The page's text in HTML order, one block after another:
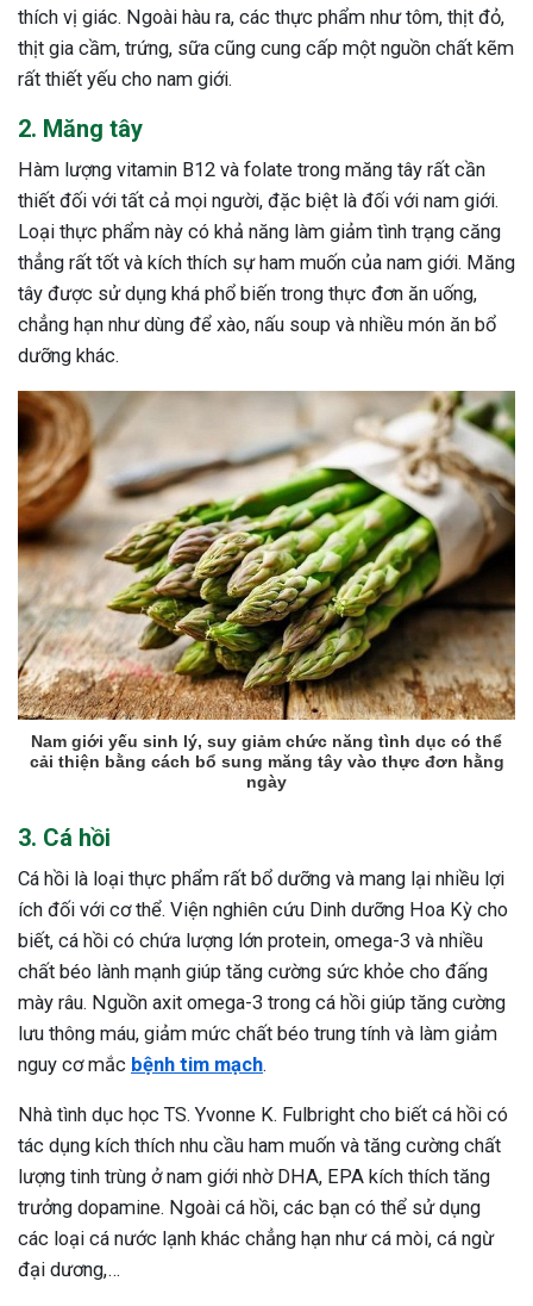
Sau Sinh Có Tự Khỏi
Thông Tin Cần Biết
sau sinh là tình trạng viêm da
phổ biến, khiến đôi bàn tay,
của chị em trở nên khô...
thích vị giác. Ngoài hàu ra, các thực phẩm như tôm, thịt đỏ,
thịt gia cầm, trứng, sữa cũng cung cấp một nguồn chất kẽm
rất thiết yếu cho nam giới.
2. Măng tây
Hàm lượng vitamin B12 và folate trong măng tây rất cần
thiết đối với tất cả mọi người, đặc biệt là đối với nam giới.
Loại thực phẩm này có khả năng làm giảm tình trạng căng
thẳng rất tốt và kích thích sự ham muốn của nam giới. Măng
tây được sử dụng khá phổ biến trong thực đơn ăn uống,
chẳng hạn như dùng để xào, nấu soup và nhiều món ăn bổ
dưỡng khác.
Nam giới yếu sinh lý, suy giảm chức năng tình dục có thể
cải thiện bằng cách bổ sung măng tây vào thực đơn hằng
ngày
3. Cá hồi
Cá hồi là loại thực phẩm rất bổ dưỡng và mang lại nhiều lợi
ích đối với cơ thể. Viện nghiên cứu Dinh dưỡng Hoa Kỳ cho
biết, cá hồi có chứa lượng lớn protein, omega-3 và nhiều
chất béo lành mạnh giúp tăng cường sức khỏe cho đấng
mày râu. Nguồn axit omega-3 trong cá hồi giúp tăng cường
lưu thông máu, giảm mức chất béo trung tính và làm giảm
nguy cơ mắc bệnh tim mạch.
Nhà tình dục học TS. Yvonne K. Fulbright cho biết cá hồi có
tác dụng kích thích nhu cầu ham muốn và tăng cường chất
lượng tinh trùng ở nam giới nhờ DHA, EPA kích thích tăng
trưởng dopamine. Ngoài cá hồi, các bạn có thể sử dụng
các loại cá nước lạnh khác chẳng hạn như cá mòi, cá ngừ
đại dương,…